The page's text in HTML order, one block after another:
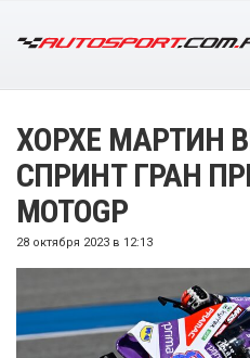
ХОРХЕ МАРТИН
СПРИНТ ГРАН
MOTOGP
28 октября 2023 в 12:13